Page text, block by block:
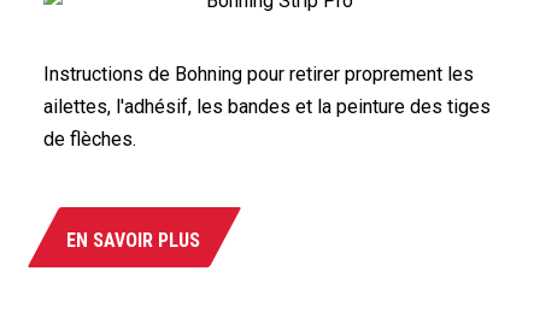
Instructions de Bohning pour retirer proprement les
ailettes, l'adhésif, les bandes et la peinture des tiges
de flèches.
EN SAVOIR PLUS